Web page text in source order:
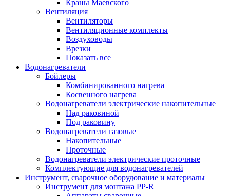
Краны Маевского
Вентиляция
Вентиляторы
Вентиляционные комплекты
Воздуховоды
Врезки
Показать все
Водонагреватели
Бойлеры
Комбинированного нагрева
Косвенного нагрева
Водонагреватели электрические накопительные
Над раковиной
Под раковину
Водонагреватели газовые
Накопительные
Проточные
Водонагреватели электрические проточные
Комплектующие для водонагревателей
Инструмент, сварочное оборудование и материалы
Инструмент для монтажа PP-R